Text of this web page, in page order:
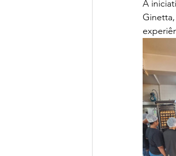
A